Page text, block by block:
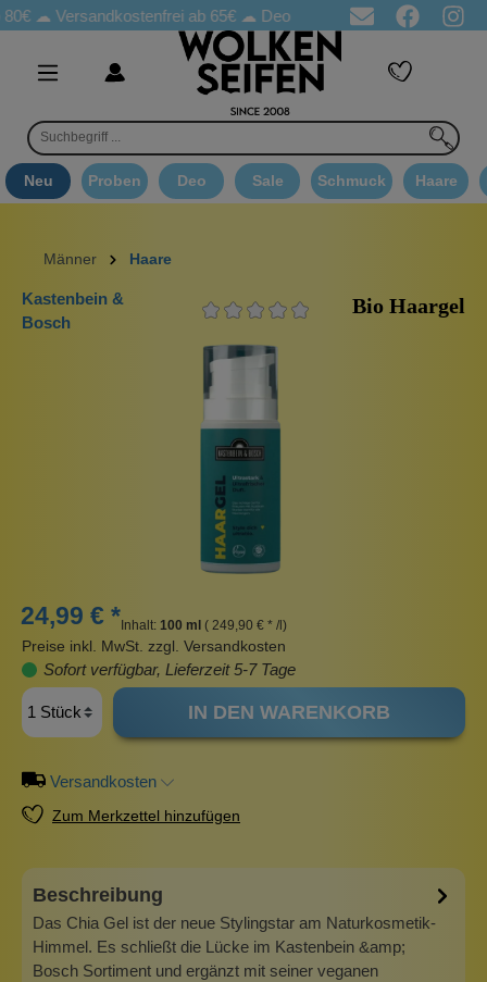
Versandkostenfrei ab 65€ ☁ Deo Proben in jeder Bestellung
Neu Proben Deo Sale Schmuck Haare
Männer Haare
Kastenbein &
Bosch
Bio Haargel
24,99 € *Inhalt: 100 ml ( 249,90 € * /l)
Preise inkl. MwSt. zzgl. Versandkosten
Sofort verfügbar, Lieferzeit 5-7 Tage
IN DEN WARENKORB
Versandkosten
Zum Merkzettel hinzufügen
Beschreibung
Das Chia Gel ist der neue Stylingstar am Naturkosmetik-
Himmel. Es schließt die Lücke im Kastenbein &amp;
Bosch Sortiment und ergänzt mit seiner veganen